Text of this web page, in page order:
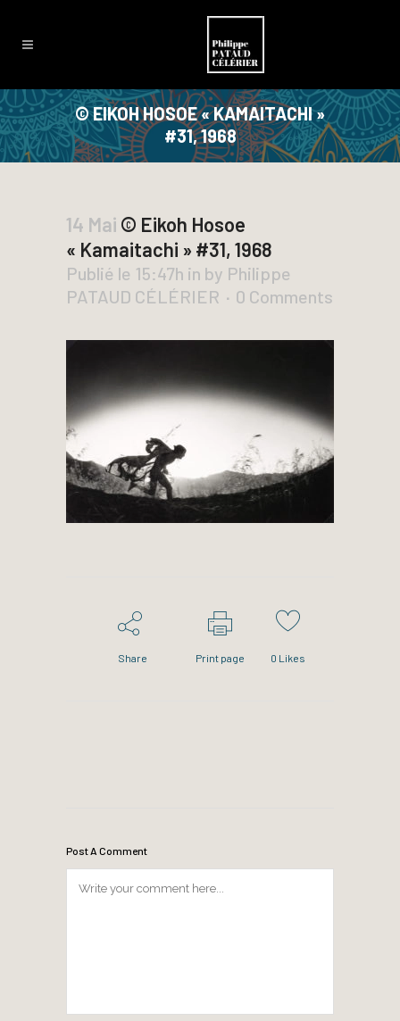
© EIKOH HOSOE « KAMAITACHI »
#31, 1968
14 Mai © Eikoh Hosoe
« Kamaitachi » #31, 1968
Publié le 15:47h in by Philippe
PATAUD CÉLÉRIER
0 Comments
Share Print page 0 Likes
Post A Comment